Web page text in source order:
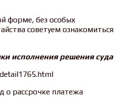
форме, без особых
советуем ознакомиться
исполнения решения суда
о рассрочке платежа